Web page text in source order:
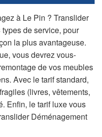
à Le Pin ? Translider
de service, pour
la plus avantageuse.
vous devrez vous-
de vos meubles
Avec le tarif standard,
(livres, vêtements,
Enfin, le tarif luxe vous
Déménagement